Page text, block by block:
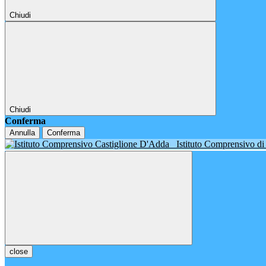
Chiudi
Chiudi
Conferma
Annulla Conferma
Istituto Comprensivo
close